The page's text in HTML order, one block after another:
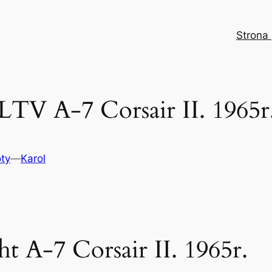
Strona
A-7 Corsair II.
—Karol
A-7 Corsair II. 1965r.